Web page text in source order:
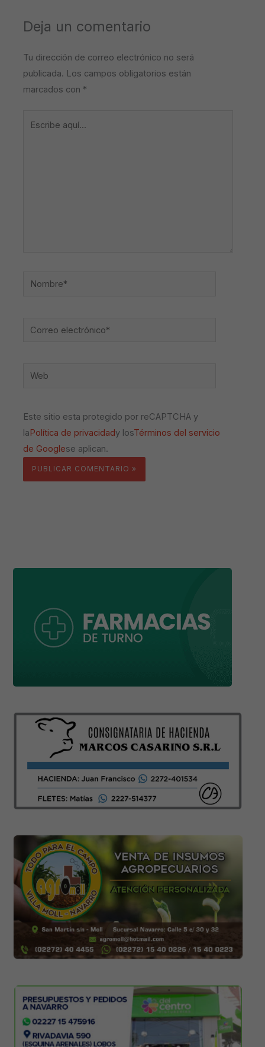
Deja un comentario
Tu dirección de correo electrónico no será
publicada. Los campos obligatorios están
marcados con *
Nombre*
Correo
Web
Este sitio esta protegido por reCAPTCHA y
la Política de privacidady losTérminos del servicio
de Googlese aplican.